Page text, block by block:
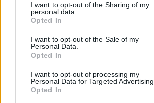
I want to opt-out of the Sharing of my
personal data.
Opted In
I want to opt-out of the Sale of my
Personal Data.
Opted In
I want to opt-out of processing my
Personal Data for Targeted Advertising.
Opted In
18-07-2024 | Man | 46
desogestrel (0,075mg)
Endometriose
Effectiviteit
Hoeveelheid bijwerkingen
bloedverlies